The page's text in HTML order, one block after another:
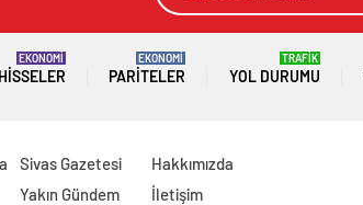
HISSELER
EKONOMİ
PARITELER
EKONOMİ
YOL DURUMU
TRAFİK
Sivas Gazetesi
Yakın Gündem
Hakkımızda
İletişim